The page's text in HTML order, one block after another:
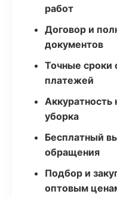
работ
Договор и
документов
Точные сроки
платежей
Аккуратность
уборка
Бесплатный
обращения
Подбор и
оптовым